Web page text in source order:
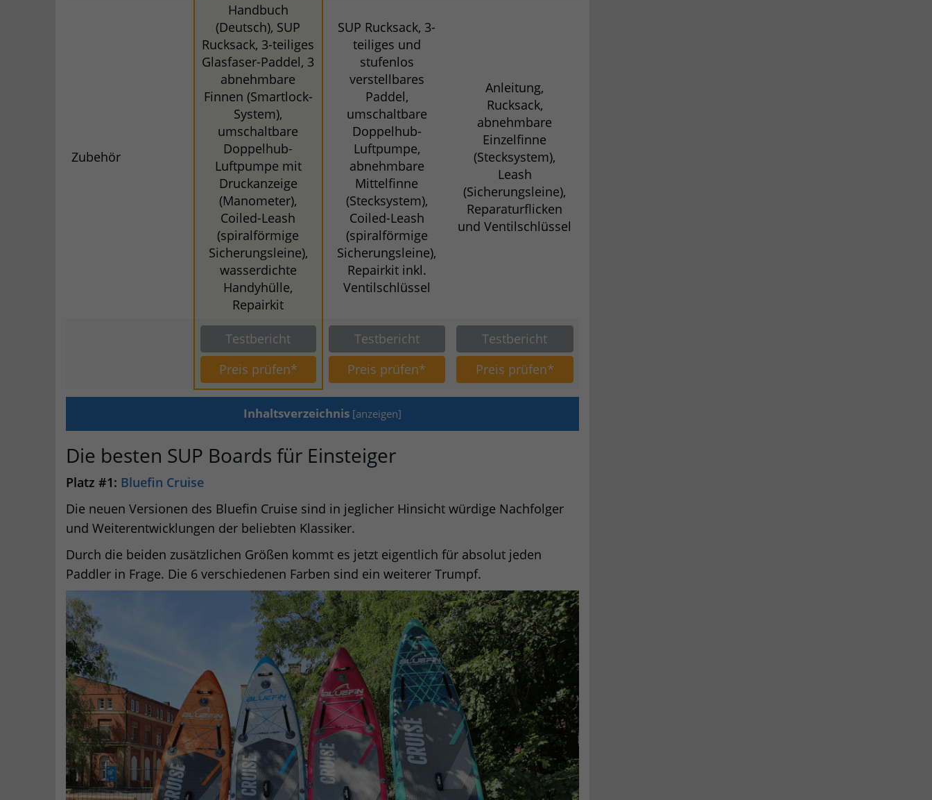
Zubehör
Handbuch
(Deutsch), SUP
Rucksack, 3-teiliges
Glasfaser-Paddel, 3
abnehmbare
Finnen (Smartlock-
System),
umschaltbare
Doppelhub-
Luftpumpe mit
Druckanzeige
(Manometer),
Coiled-Leash
(spiralförmige
Sicherungsleine),
wasserdichte
Handyhülle,
Repairkit
SUP Rucksack, 3-
teiliges und
stufenlos
verstellbares
Paddel,
umschaltbare
Doppelhub-
Luftpumpe,
abnehmbare
Mittelfinne
(Stecksystem),
Coiled-Leash
(spiralförmige
Sicherungsleine),
Repairkit inkl.
Ventilschlüssel
Anleitung,
Rucksack,
abnehmbare
Einzelfinne
(Stecksystem),
Leash
(Sicherungsleine),
Reparaturflicken
und Ventilschlüssel
Testbericht
Preis prüfen*
Testbericht
Preis prüfen*
Testbericht
Preis prüfen*
Inhaltsverzeichnis [anzeigen]
Die besten SUP Boards für Einsteiger
Platz #1: Bluefin Cruise
Die neuen Versionen des Bluefin Cruise sind in jeglicher Hinsicht würdige Nachfolger
und Weiterentwicklungen der beliebten Klassiker.
Durch die beiden zusätzlichen Größen kommt es jetzt eigentlich für absolut jeden
Paddler in Frage. Die 6 verschiedenen Farben sind ein weiterer Trumpf.